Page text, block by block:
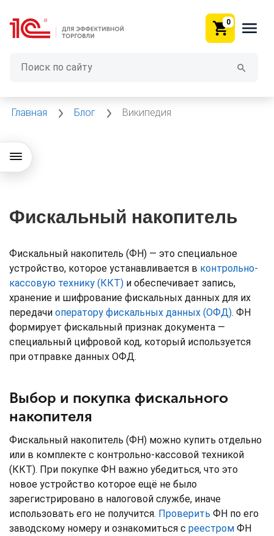
0
Главная Блог Википедия
Фискальный накопитель
Фискальный накопитель (ФН) — это специальное
устройство, которое устанавливается в контрольно-
кассовую технику (ККТ) и обеспечивает запись,
хранение и шифрование фискальных данных для их
передачи оператору фискальных данных (ОФД). ФН
формирует фискальный признак документа —
специальный цифровой код, который используется
при отправке данных ОФД.
Выбор и покупка фискального
накопителя
Фискальный накопитель (ФН) можно купить отдельно
или в комплекте с контрольно-кассовой техникой
(ККТ). При покупке ФН важно убедиться, что это
новое устройство которое ещё не было
зарегистрировано в налоговой службе, иначе
использовать его не получится. Проверить ФН по его
заводскому номеру и ознакомиться с реестром ФН